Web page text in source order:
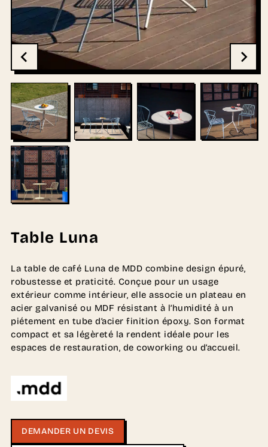
Table Luna
La table de café Luna de MDD combine design épuré,
robustesse et praticité. Conçue pour un usage
extérieur comme intérieur, elle associe un plateau en
acier galvanisé ou MDF résistant à l’humidité à un
piétement en tube d’acier finition époxy. Son format
compact et sa légèreté la rendent idéale pour les
espaces de restauration, de coworking ou d’accueil.
DEMANDER UN DEVIS